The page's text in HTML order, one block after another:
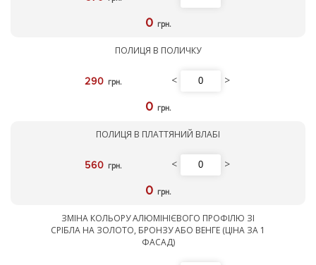
0 грн.
ПОЛИЦЯ В ПОЛИЧКУ
290 грн. < >
0 грн.
ПОЛИЦЯ В ПЛАТТЯНИЙ ВЛАБІ
560 грн. < >
0 грн.
ЗМІНА КОЛЬОРУ АЛЮМІНІЄВОГО ПРОФІЛЮ ЗІ
СРІБЛА НА ЗОЛОТО, БРОНЗУ АБО ВЕНГЕ (ЦІНА ЗА 1
ФАСАД)